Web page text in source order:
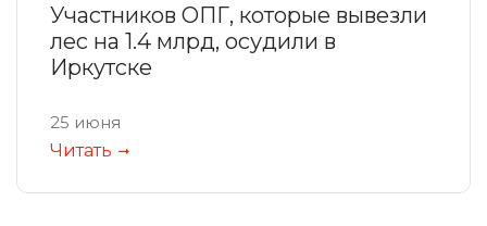
Участников ОПГ, которые вывезли
лес на 1.4 млрд, осудили в
Иркутске
25 июня
Читать